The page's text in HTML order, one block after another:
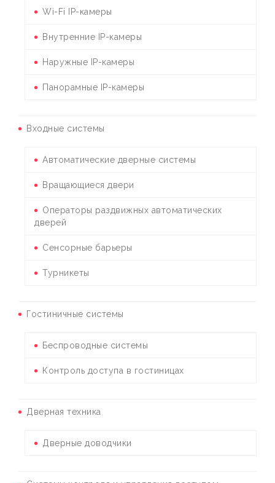
Wi-Fi IP-камеры
Внутренние IP-камеры
Наружные IP-камеры
Панорамные IP-камеры
Входные системы
Автоматические дверные системы
Вращающиеся двери
Операторы раздвижных автоматических
дверей
Сенсорные барьеры
Турникеты
Гостиничные системы
Беспроводные системы
Контроль доступа в гостиницах
Дверная техника
Дверные доводчики